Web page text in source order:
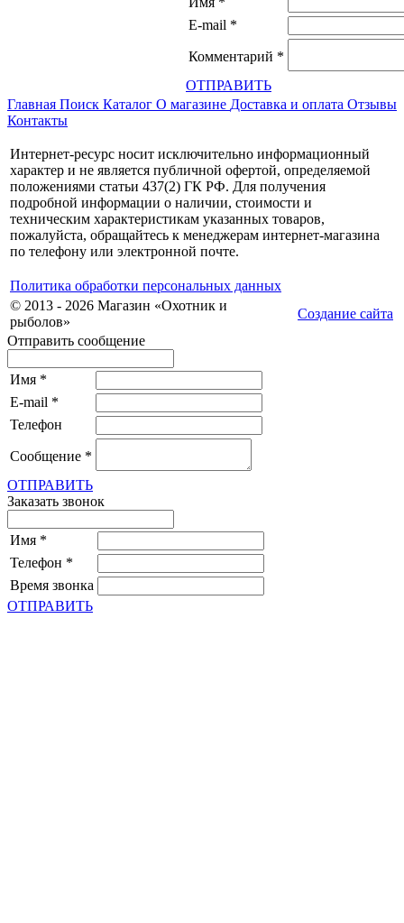
E-mail *
Комментарий *
ОТПРАВИТЬ
Главная Поиск Каталог О магазине Доставка и оплата Отзывы
Контакты
Интернет-ресурс носит исключительно информационный
характер и не является публичной офертой, определяемой
положениями статьи 437(2) ГК РФ. Для получения
подробной информации о наличии, стоимости и
техническим характеристикам указанных товаров,
пожалуйста, обращайтесь к менеджерам интернет-магазина
по телефону или электронной почте.
Политика обработки персональных данных
© 2013 - 2026 Магазин «Охотник и
рыболов»
Создание сайта
Отправить сообщение
Имя *
E-mail *
Телефон
Сообщение *
ОТПРАВИТЬ
Заказать звонок
Имя *
Телефон *
Время звонка
ОТПРАВИТЬ